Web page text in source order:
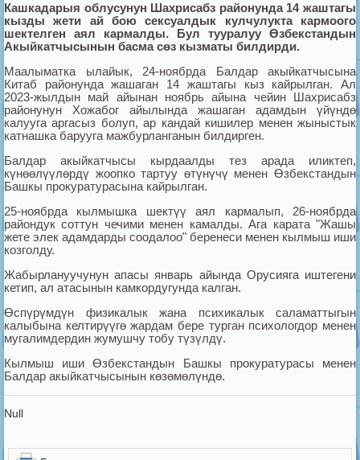
Кашкадарыя облусунун Шахрисабз районунда 14 жаштагы
кызды жети ай бою сексуалдык кулчулукта кармоого
шектелген аял кармалды. Бул тууралуу Өзбекстандын
Акыйкатчысынын басма сөз кызматы билдирди.
Маалыматка ылайык, 24-ноябрда Балдар акыйкатчысына
Китаб районунда жашаган 14 жаштагы кыз кайрылган. Ал
2023-жылдын май айынан ноябрь айына чейин Шахрисабз
районунун Хожабог айылында жашаган адамдын үйүндө
калууга аргасыз болуп, ар кандай кишилер менен жыныстык
катнашка барууга мажбурланганын билдирген.
Балдар акыйкатчысы кырдаалды тез арада иликтеп,
күнөөлүүлөрдү жоопко тартуу өтүнүчү менен Өзбекстандын
Башкы прокуратурасына кайрылган.
25-ноябрда кылмышка шектүү аял кармалып, 26-ноябрда
райондук соттун чечими менен камалды. Ага карата "Жашы
жете элек адамдарды соодалоо" беренеси менен кылмыш иши
козголду.
Жабырлануучунун апасы январь айында Орусияга иштегени
кетип, ал атасынын камкордугунда калган.
Өспүрүмдүн физикалык жана психикалык саламаттыгын
калыбына келтирүүгө жардам бере турган психологдор менен
мугалимдердин жумушчу тобу түзүлдү.
Кылмыш иши Өзбекстандын Башкы прокуратурасы менен
Балдар акыйкатчысынын көзөмөлүндө.
Null